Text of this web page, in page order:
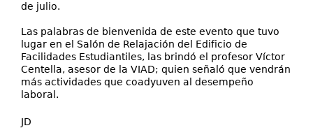
de julio.
Las palabras de bienvenida de este evento que tuvo
lugar en el Salón de Relajación del Edificio de
Facilidades Estudiantiles, las brindó el profesor Víctor
Centella, asesor de la VIAD; quien señaló que vendrán
más actividades que coadyuven al desempeño
laboral.
JD